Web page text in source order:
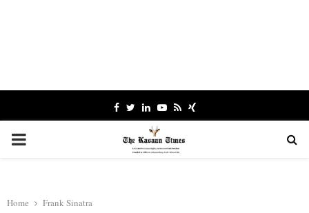
Facebook
TwitterLinkedinYoutube
RssXing
PRIMARY
Home Frank Sinatra